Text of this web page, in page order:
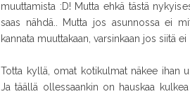
muuttamista :D! Mutta ehkä tästä
saas nähdä.. Mutta jos asunnossa ei
kannata muuttakaan, varsinkaan jos siitä ei
Totta kyllä, omat kotikulmat näkee ihan
Ja täällä ollessaankin on hauskaa